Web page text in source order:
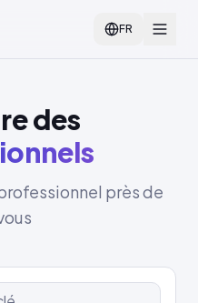
FR
des
près de